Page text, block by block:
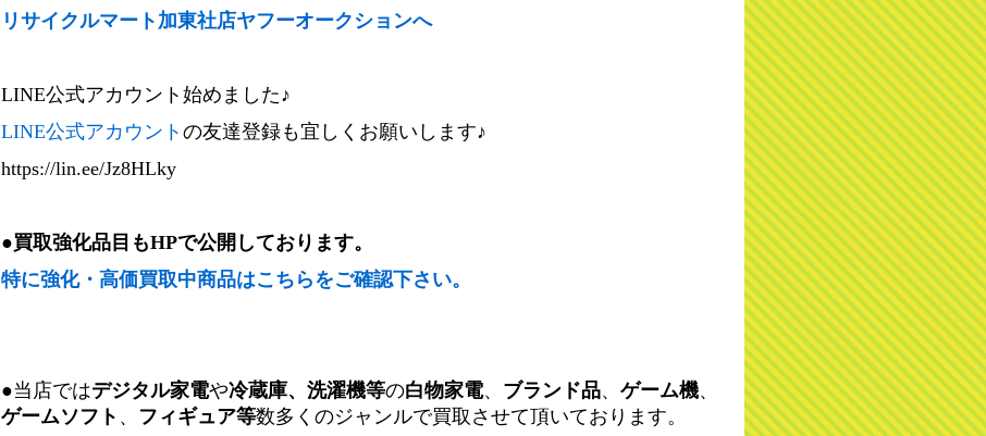
リサイクルマート加東社店ヤフーオークションへ
LINE公式アカウント始めました♪
LINE公式アカウント の友達登録も宜しくお願いします♪
https://lin.ee/Jz8HLky
●買取強化品目もHPで公開しております。
特に強化・高価買取中商品はこちらをご確認下さい。
●当店ではデジタル家電や冷蔵庫、洗濯機等の白物家電、 ブランド品、 ゲーム機、
ゲームソフト 、 フィギュア等数多くのジャンルで買取させて頂いております。